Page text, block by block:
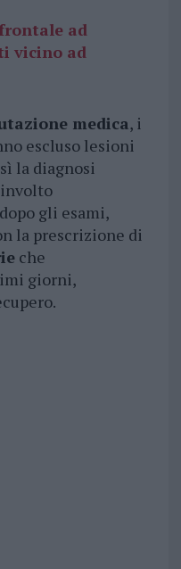
ad
vicino ad
medica, i
escluso lesioni
la diagnosi
gli esami,
la prescrizione di
che
giorni,